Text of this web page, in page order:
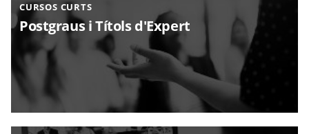
CURSOS CURTS
Postgraus i Títols d'Expert